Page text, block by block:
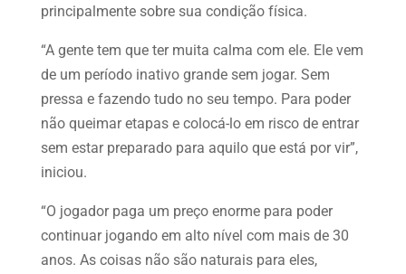
principalmente sobre sua condição física.
“A gente tem que ter muita calma com ele. Ele vem
de um período inativo grande sem jogar. Sem
pressa e fazendo tudo no seu tempo. Para poder
não queimar etapas e colocá-lo em risco de entrar
sem estar preparado para aquilo que está por vir”,
iniciou.
“O jogador paga um preço enorme para poder
continuar jogando em alto nível com mais de 30
anos. As coisas não são naturais para eles,